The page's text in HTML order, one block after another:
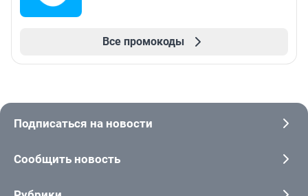
Все промокоды
Подписаться на новости
Сообщить новость